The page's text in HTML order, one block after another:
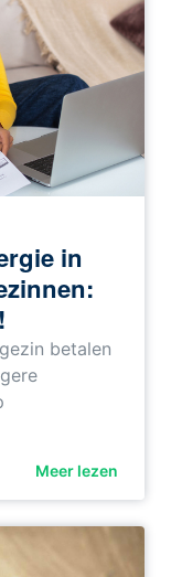
in
betalen
Meer lezen